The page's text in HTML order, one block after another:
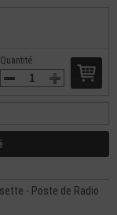
Quantité
- Poste de Radio